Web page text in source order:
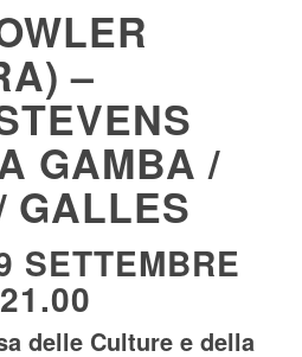
–
GAMBA /
GALLES
SETTEMBRE
delle Culture e della